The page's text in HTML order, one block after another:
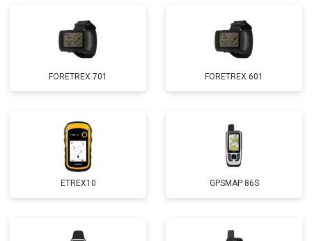
FORETREX 701 FORETREX 601
ETREX10 GPSMAP 86S